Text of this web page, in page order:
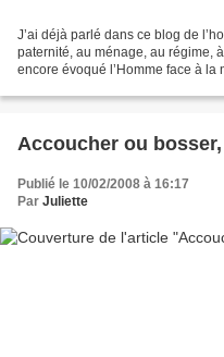
J’ai déjà parlé dans ce blog de
paternité, au ménage, au régime,
encore évoqué l’Homme face à la
Accoucher ou
Publié le 10/02/2008 à 16:17
Par Juliette